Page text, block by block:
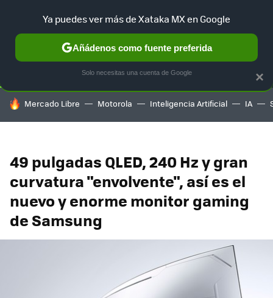
SELECCIÓN GAMING HOME AUTO TERRITORIO
HOY SE HABLA DE
Mercado Libre Motorola Inteligencia Artificial IA
49 pulgadas QLED, 240 Hz y gran
curvatura "envolvente", así es el
nuevo y enorme monitor gaming
de Samsung
×
Ya puedes ver más de Xataka MX en Google
Añádenos como fuente preferida
Solo necesitas una cuenta de Google